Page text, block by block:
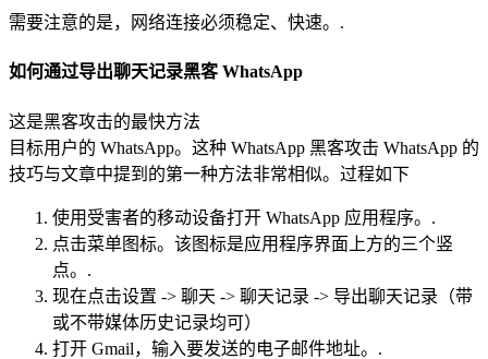
需要注意的是，网络连接必须稳定、快速。.
如何通过导出聊天记录黑客 WhatsApp
这是黑客攻击的最快方法
目标用户的 WhatsApp。这种 WhatsApp 黑客攻击 WhatsApp 的
技巧与文章中提到的第一种方法非常相似。过程如下
使用受害者的移动设备打开 WhatsApp 应用程序。.
点击菜单图标。该图标是应用程序界面上方的三个竖
点。.
现在点击设置 -> 聊天 -> 聊天记录 -> 导出聊天记录（带
或不带媒体历史记录均可）
打开 Gmail，输入要发送的电子邮件地址。.